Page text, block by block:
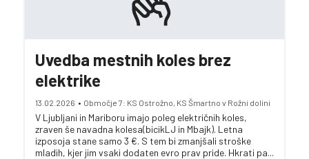
Uvedba mestnih koles brez
elektrike
13.02.2026 • Območje 7: KS Ostrožno, KS Šmartno v Rožni dolini
V Ljubljani in Mariboru imajo poleg električnih koles,
zraven še navadna kolesa(bicikLJ in Mbajk). Letna
izposoja stane samo 3 €. S tem bi zmanjšali stroške
mladih, kjer jim vsaki dodaten evro prav pride. Hkrati pa...